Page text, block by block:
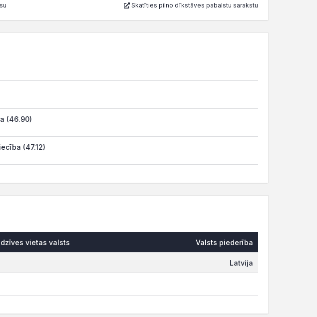
Skatīties pilno dīkstāves pabalstu sarakstu
(46.90)
(47.12)
vietas valsts Valsts piederība
Latvija